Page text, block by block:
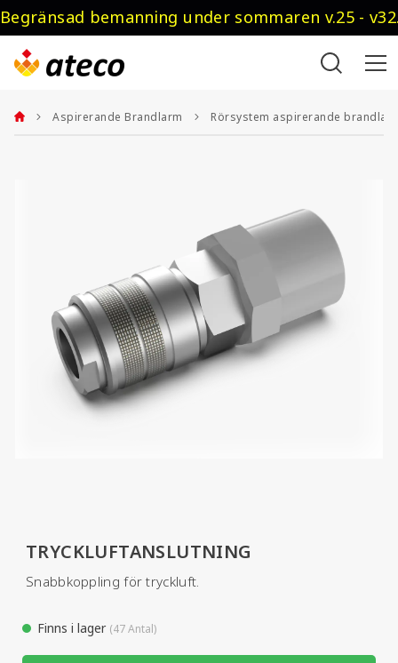
Begränsad bemanning under sommaren v.25 -
Aspirerande Brandlarm Rörsystem aspirerande
TRYCKLUFTANSLUTNING
Snabbkoppling för tryckluft.
Finns i lager (47 Antal)